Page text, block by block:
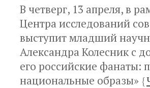
В четверг, 13 апреля, в
Центра исследований
выступит младший
Александра Колесник с
его российские фанаты:
национальные образы» {